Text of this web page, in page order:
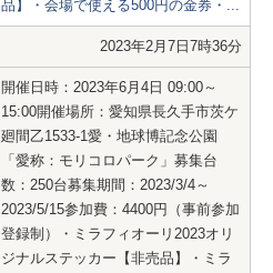
品】・会場で使える500円の金券・...
2023年2月7日7時36分
開催日時：2023年6月4日 09:00～
15:00開催場所：愛知県長久手市茨ケ
廻間乙1533-1愛・地球博記念公園
「愛称：モリコロパーク」募集台
数：250台募集期間：2023/3/4～
2023/5/15参加費：4400円（事前参加
登録制）・ミラフィオーリ2023オリ
ジナルステッカー【非売品】・ミラ